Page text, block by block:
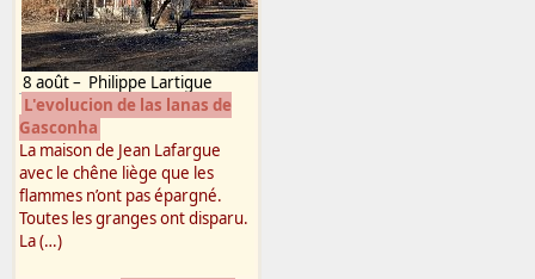
8 août– Philippe Lartigue
L'evolucion de las lanas de
Gasconha
La maison de Jean Lafargue
avec le chêne liège que les
flammes n’ont pas épargné.
Toutes les granges ont disparu.
La (…)